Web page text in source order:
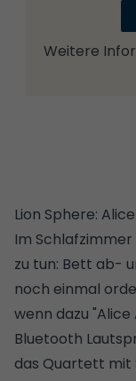
Weitere
Lion Sphere:
Im
zu tun: Bett ab-
noch einmal
wenn dazu
Bluetooth
das Quartett mit